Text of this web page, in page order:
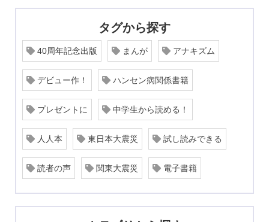
タグから探す
40周年記念出版 まんが アナキズム
デビュー作！ ハンセン病関係書籍
プレゼントに 中学生から読める！
人人本 東日本大震災 試し読みできる
読者の声 関東大震災 電子書籍